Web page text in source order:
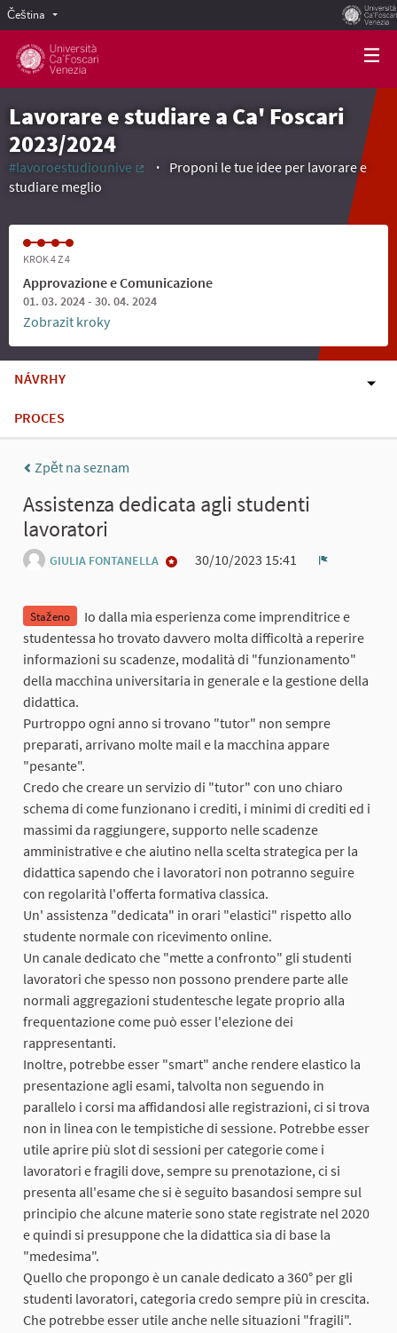
Čeština Scegli la lingua
Lavorare e studiare a Ca' Foscari
2023/2024
#lavoroestudiounive
Proponi le tue idee per lavorare e
studiare meglio
KROK 4 Z 4
Approvazione e Comunicazione
01. 03. 2024 - 30. 04. 2024
Zobrazit kroky
NÁVRHY
PROCES
Zpět na seznam
Assistenza dedicata agli studenti
lavoratori
GIULIA FONTANELLA
30/10/2023 15:41
Staženo
Io dalla mia esperienza come imprenditrice e
studentessa ho trovato davvero molta difficoltà a reperire
informazioni su scadenze, modalità di "funzionamento"
della macchina universitaria in generale e la gestione della
didattica.
Purtroppo ogni anno si trovano "tutor" non sempre
preparati, arrivano molte mail e la macchina appare
"pesante".
Credo che creare un servizio di "tutor" con uno chiaro
schema di come funzionano i crediti, i minimi di crediti ed i
massimi da raggiungere, supporto nelle scadenze
amministrative e che aiutino nella scelta strategica per la
didattica sapendo che i lavoratori non potranno seguire
con regolarità l'offerta formativa classica.
Un' assistenza "dedicata" in orari "elastici" rispetto allo
studente normale con ricevimento online.
Un canale dedicato che "mette a confronto" gli studenti
lavoratori che spesso non possono prendere parte alle
normali aggregazioni studentesche legate proprio alla
frequentazione come può esser l'elezione dei
rappresentanti.
Inoltre, potrebbe esser "smart" anche rendere elastico la
presentazione agli esami, talvolta non seguendo in
parallelo i corsi ma affidandosi alle registrazioni, ci si trova
non in linea con le tempistiche di sessione. Potrebbe esser
utile aprire più slot di sessioni per categorie come i
lavoratori e fragili dove, sempre su prenotazione, ci si
presenta all'esame che si è seguito basandosi sempre sul
principio che alcune materie sono state registrate nel 2020
e quindi si presuppone che la didattica sia di base la
"medesima".
Quello che propongo è un canale dedicato a 360° per gli
studenti lavoratori, categoria credo sempre più in crescita.
Che potrebbe esser utile anche nelle situazioni "fragili".